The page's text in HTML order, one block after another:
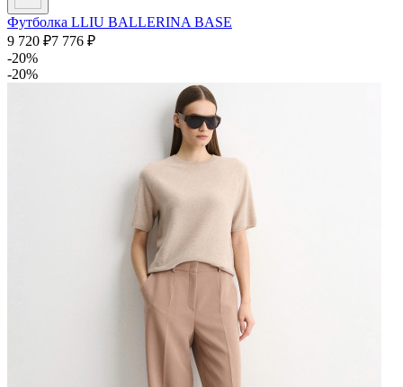
Футболка LLIU BALLERINA BASE
9 720 ₽7 776 ₽
-20%
-20%